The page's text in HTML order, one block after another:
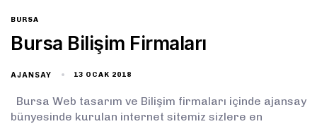
BURSA
Bursa Bilişim Firmaları
AJANSAY 13 OCAK 2018
Bursa Web tasarım ve Bilişim firmaları içinde ajansay
bünyesinde kurulan internet sitemiz sizlere en